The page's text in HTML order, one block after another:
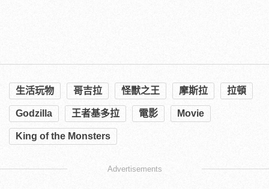
生活玩物 哥吉拉 怪獸之王 摩斯拉 拉頓
Godzilla 王者基多拉 電影 Movie
King of the Monsters
Advertisements